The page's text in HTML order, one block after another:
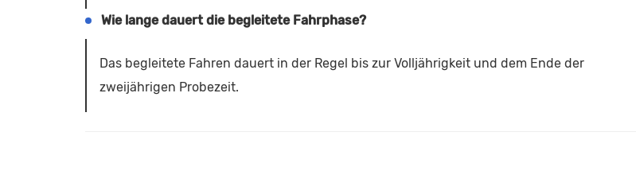
Wie lange dauert die begleitete Fahrphase?
Das begleitete Fahren dauert in der Regel bis zur Volljährigkeit und dem Ende der
zweijährigen Probezeit.